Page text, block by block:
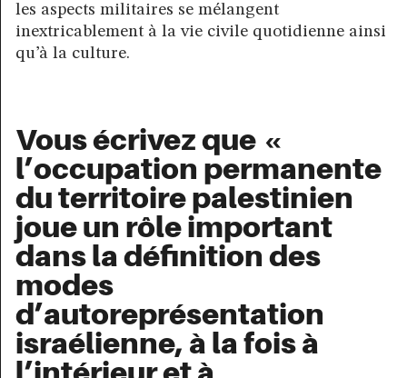
les aspects militaires se mélangent
inextricablement à la vie civile quotidienne ainsi
qu’à la culture.
Vous écrivez que «
l’occupation permanente
du territoire palestinien
joue un rôle important
dans la définition des
modes
d’autoreprésentation
israélienne, à la fois à